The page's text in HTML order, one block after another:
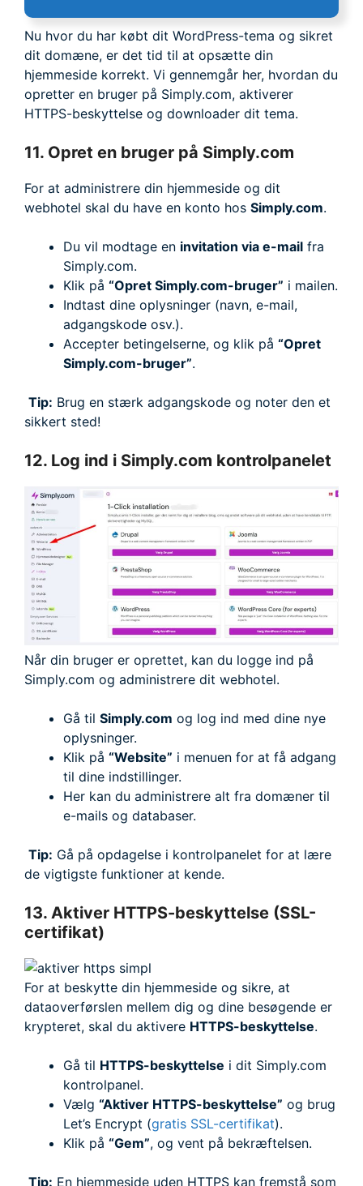
Nu hvor du har købt dit WordPress-tema og sikret
dit domæne, er det tid til at opsætte din
hjemmeside korrekt. Vi gennemgår her, hvordan du
opretter en bruger på Simply.com, aktiverer
HTTPS-beskyttelse og downloader dit tema.
11. Opret en bruger på Simply.com
For at administrere din hjemmeside og dit
webhotel skal du have en konto hos Simply.com.
Du vil modtage en invitation via e-mail fra
Simply.com.
Klik på “Opret Simply.com-bruger” i mailen.
Indtast dine oplysninger (navn, e-mail,
adgangskode osv.).
Accepter betingelserne, og klik på “Opret
Simply.com-bruger”.
Tip: Brug en stærk adgangskode og noter den et
sikkert sted!
12. Log ind i Simply.com kontrolpanelet
Når din bruger er oprettet, kan du logge ind på
Simply.com og administrere dit webhotel.
Gå til Simply.com og log ind med dine nye
oplysninger.
Klik på “Website” i menuen for at få adgang
til dine indstillinger.
Her kan du administrere alt fra domæner til
e-mails og databaser.
Tip: Gå på opdagelse i kontrolpanelet for at lære
de vigtigste funktioner at kende.
13. Aktiver HTTPS-beskyttelse (SSL-
certifikat)
For at beskytte din hjemmeside og sikre, at
dataoverførslen mellem dig og dine besøgende er
krypteret, skal du aktivere HTTPS-beskyttelse.
Gå til HTTPS-beskyttelse i dit Simply.com
kontrolpanel.
Vælg “Aktiver HTTPS-beskyttelse” og brug
Let’s Encrypt (gratis SSL-certifikat).
Klik på “Gem”, og vent på bekræftelsen.
Tip: En hjemmeside uden HTTPS kan fremstå som